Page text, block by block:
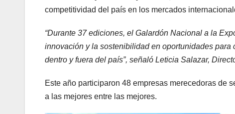
competitividad del país en los mercados
“Durante 37 ediciones, el Galardón Nacional a la
innovación y la sostenibilidad en oportunidades
dentro y fuera del país”, señaló Leticia Salazar,
Este año participaron 48 empresas merecedoras de
a las mejores entre las mejores.